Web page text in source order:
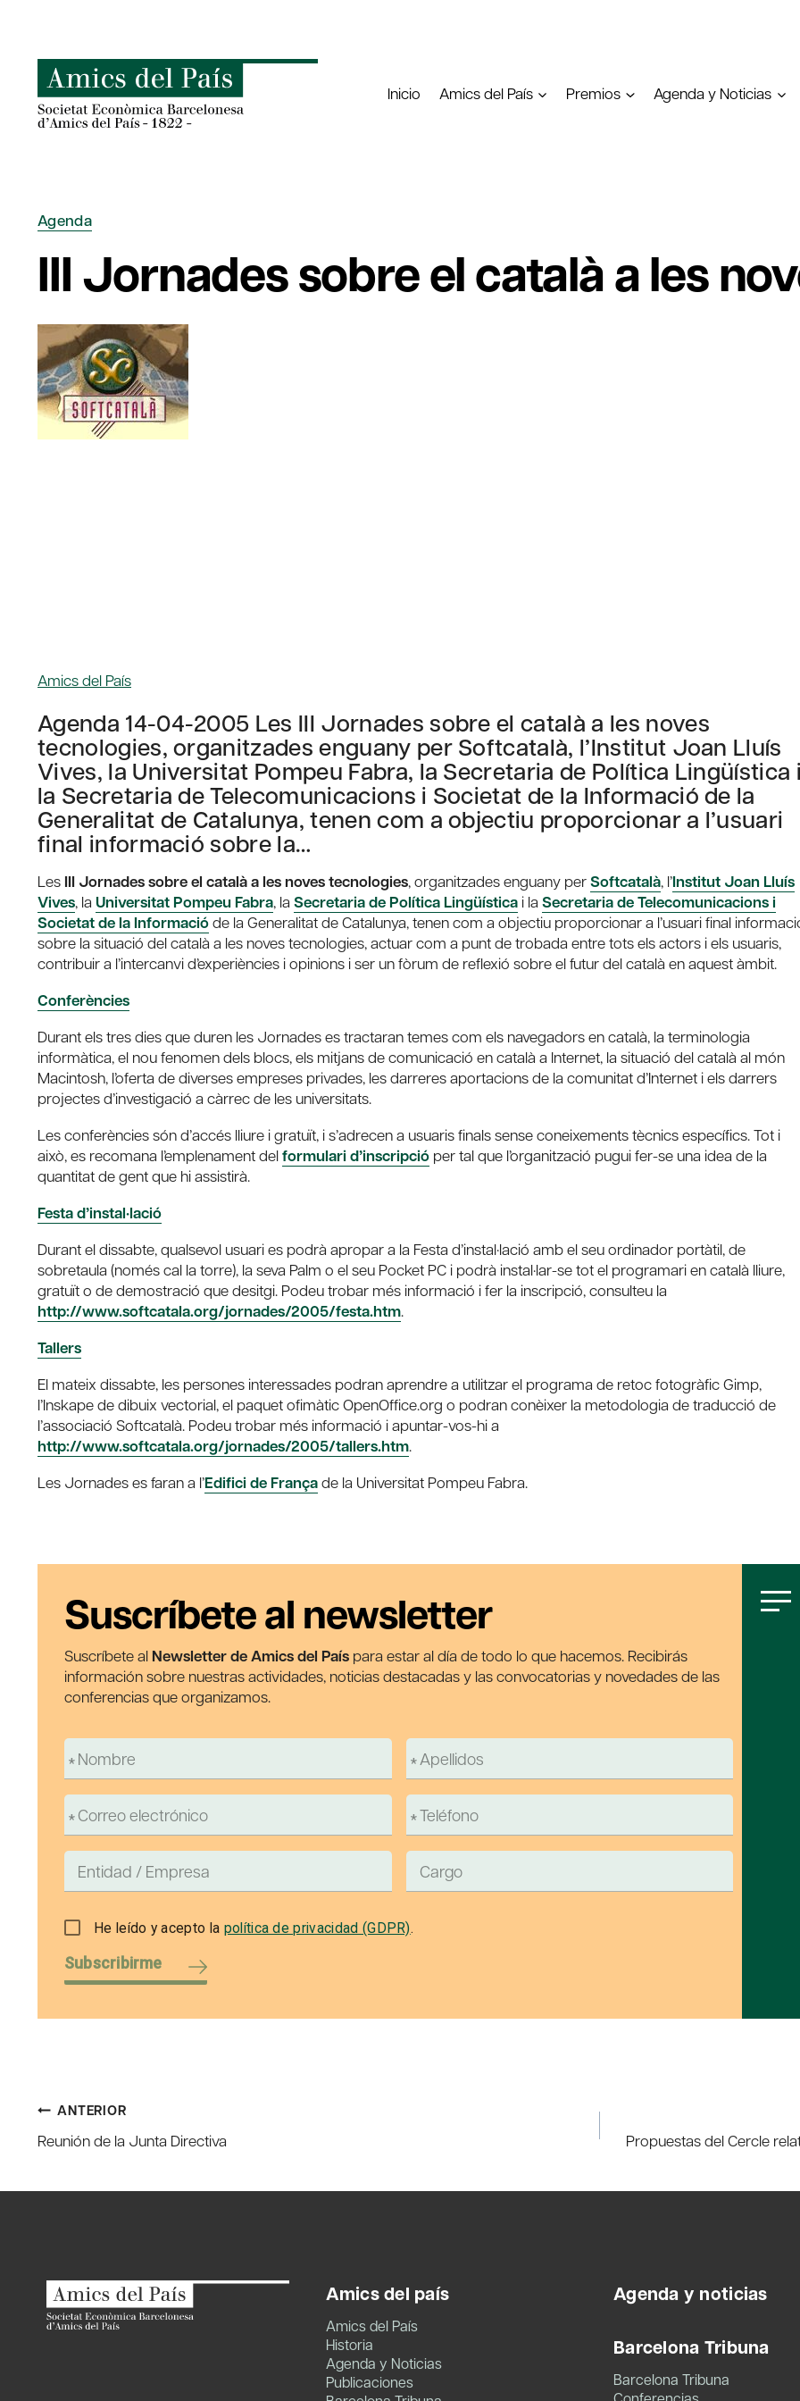
contenido
Inicio
Amics del País Premios Agenda y Noticias
Agenda
III Jornades sobre el català a les
Amics del País
Agenda 14-04-2005 Les III Jornades sobre el català a les noves
tecnologies, organitzades enguany per Softcatalà, l’Institut Joan Lluís
Vives, la Universitat Pompeu Fabra, la Secretaria de Política Lingüística
la Secretaria de Telecomunicacions i Societat de la Informació de la
Generalitat de Catalunya, tenen com a objectiu proporcionar a l’usuari
final informació sobre la…
Les III Jornades sobre el català a les noves tecnologies, organitzades enguany perSoftcatalà, l’Institut Joan Lluís
Vives, la Universitat Pompeu Fabra, la Secretaria de Política Lingüística i la Secretaria de Telecomunicacions i
Societat de la Informacióde la Generalitat de Catalunya, tenen com a objectiu proporcionar a l’usuari final
sobre la situació del català a les noves tecnologies, actuar com a punt de trobada entre tots els actors i els usuaris,
contribuir a l’intercanvi d’experiències i opinions i ser un fòrum de reflexió sobre el futur del català en aquest àmbit.
Conferències
Durant els tres dies que duren les Jornades es tractaran temes com els navegadors en català, la terminologia
informàtica, el nou fenomen dels blocs, els mitjans de comunicació en català a Internet, la situació del català al món
Macintosh, l’oferta de diverses empreses privades, les darreres aportacions de la comunitat d’Internet i els darrers
projectes d’investigació a càrrec de les universitats.
Les conferències són d’accés lliure i gratuït, i s’adrecen a usuaris finals sense coneixements tècnics específics. Tot i
això, es recomana l’emplenament delformulari d’inscripció per tal que l’organització pugui fer-se una idea de la
quantitat de gent que hi assistirà.
Festa d’instal·lació
Durant el dissabte, qualsevol usuari es podrà apropar a la Festa d’instal·lació amb el seu ordinador portàtil, de
sobretaula (només cal la torre), la seva Palm o el seu Pocket PC i podrà instal·lar-se tot el programari en català lliure,
gratuït o de demostració que desitgi. Podeu trobar més informació i fer la inscripció, consulteu la
http://www.softcatala.org/jornades/2005/festa.htm.
Tallers
El mateix dissabte, les persones interessades podran aprendre a utilitzar el programa de retoc fotogràfic Gimp,
l’Inskape de dibuix vectorial, el paquet ofimàtic OpenOffice.org o podran conèixer la metodologia de traducció de
l’associació Softcatalà. Podeu trobar més informació i apuntar-vos-hi a
http://www.softcatala.org/jornades/2005/tallers.htm.
Les Jornades es faran a l’Edifici de Françade la Universitat Pompeu Fabra.
Suscríbete al newsletter
Suscríbete al Newsletter de Amics del País para estar al día de todo lo que hacemos. Recibirás
información sobre nuestras actividades, noticias destacadas y las convocatorias y novedades de las
conferencias que organizamos.
He leído y acepto la política de privacidad (GDPR).
Subscribirme
Navegación
de
entradas
ANTERIOR
Reunión de la Junta Directiva Propuestas del Cercle
Amics del país
Amics del País
Historia
Agenda y Noticias
Publicaciones
Agenda y noticias
Barcelona Tribuna
Barcelona Tribuna